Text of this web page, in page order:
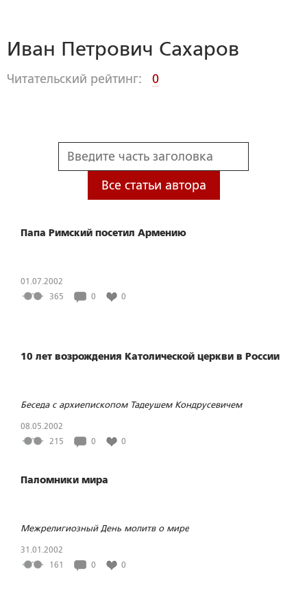
Иван Петрович Сахаров
Читательский рейтинг: 0
Все статьи автора
Папа Римский посетил Армению
01.07.2002
365
0 0
10 лет возрождения Католической церкви в России
Беседа с архиепископом Тадеушем Кондрусевичем
08.05.2002
215
0 0
Паломники мира
Межрелигиозный День молитв о мире
31.01.2002
161
0 0